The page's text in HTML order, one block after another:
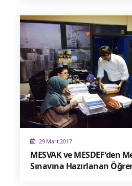
29 Mart 2017
MESVAK ve MESDEF'den
Sınavına Hazırlanan